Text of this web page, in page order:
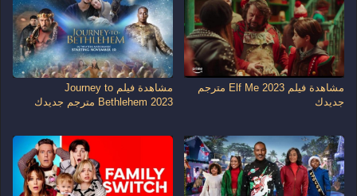
مشاهدة فيلم Elf Me 2023 مترجم
جديدك
مشاهدة فيلم Journey to
Bethlehem 2023 مترجم جديدك